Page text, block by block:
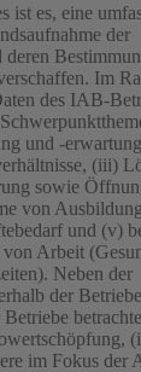
ist es, eine
der
Im
des IAB-
und -
(iii)
sowie
von
und (v)
Arbeit
Neben der
der
im Fokus der